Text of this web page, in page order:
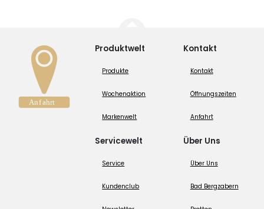
Produktwelt
Produkte
Wochenaktion
Markenwelt
Servicewelt
Service
Kundenclub
Kontakt
Kontakt
Öffnungszeiten
Anfahrt
Über Uns
Über Uns
Bad Bergzabern